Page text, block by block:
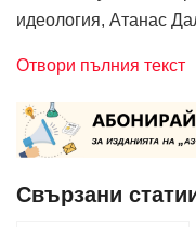
идеология, Атанас
Отвори пълния текст
Свързани